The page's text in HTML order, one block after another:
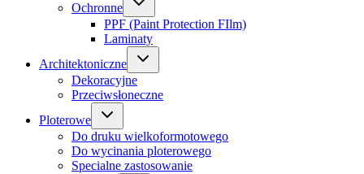
Ochronne
PPF (Paint Protection FIlm)
Laminaty
Architektoniczne
Dekoracyjne
Przeciwsłoneczne
Ploterowe
Do druku wielkoformotowego
Do wycinania ploterowego
Specialne zastosowanie